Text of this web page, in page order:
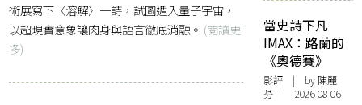
術展寫下〈溶解〉一詩，試圖遁入量子宇宙，
以超現實意象讓肉身與語言徹底消融。 (閱讀更
多)
當史詩下凡
IMAX：路蘭的
《奧德賽》
影評 | by 陳麗
芬 | 2026-08-06